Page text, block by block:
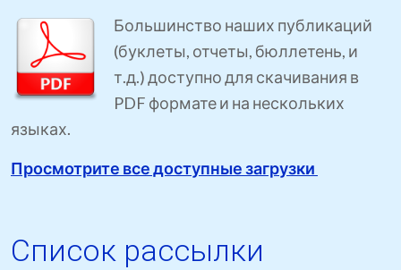
Большинство наших публикаций
(буклеты, отчеты, бюллетень, и
т.д.) доступно для скачивания в
PDF формате и на нескольких
языках.
Просмотрите все доступные загрузки
Список рассылки